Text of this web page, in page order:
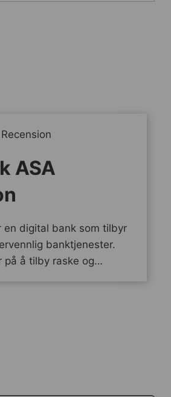
ASA
en digital bank som tilbyr
banktjenester.
på å tilby raske og…